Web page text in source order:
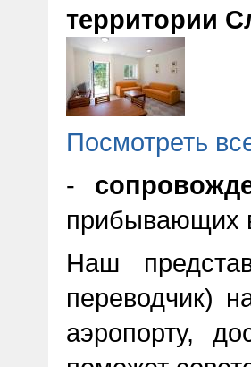
территории
Посмотреть
-
прибывающих
Наш
переводчик)
аэропорту,